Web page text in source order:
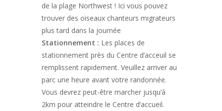
de la plage Northwest ! Ici vous pouvez
trouver des oiseaux chanteurs migrateurs
plus tard dans la journée
Stationnement : Les places de
stationnement près du Centre d’acceuil se
remplissent rapidement. Veuillez arriver au
parc une heure avant votre randonnée.
Vous devrez peut-être marcher jusqu’à
2km pour atteindre le Centre d’accueil.